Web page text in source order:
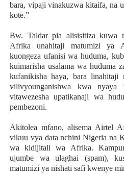
bara, vipaji vinakuzwa kitaifa, na
kote.”
Bw. Taldar pia alisisitiza kuwa
Afrika unahitaji matumizi ya
kuongeza ufanisi wa huduma,
kuimarisha usalama wa huduma
kufanikisha haya, bara
vilivyounganishwa kwa
vitawezesha upatikanaji wa
pembezoni.
Akitolea mfano, alisema Airtel
vikuu vya data nchini Nigeria na
wa kidijitali wa Afrika.
ujumbe wa ulaghai (spam),
matumizi ya nishati safi kwenye